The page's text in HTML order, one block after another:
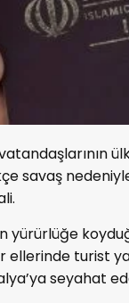
savaş
yürürlüğe
ellerinde turist
seyahat